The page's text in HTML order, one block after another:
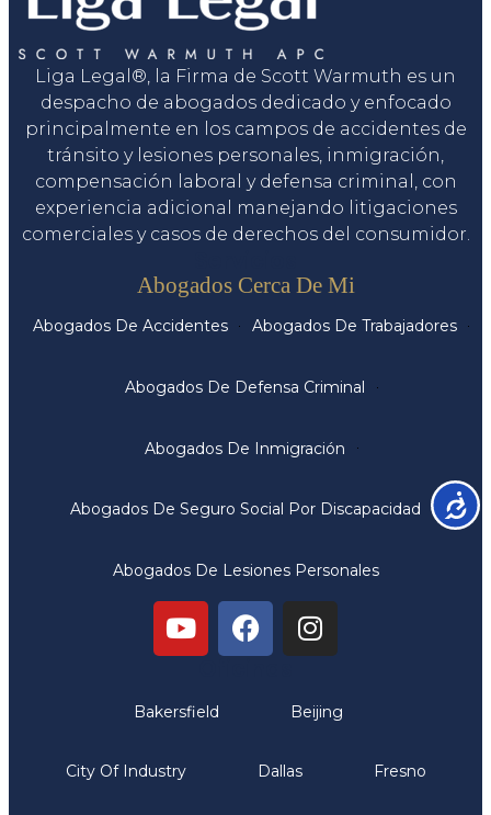
Liga Legal®, la Firma de Scott Warmuth es un
despacho de abogados dedicado y enfocado
principalmente en los campos de accidentes de
tránsito y lesiones personales, inmigración,
compensación laboral y defensa criminal, con
experiencia adicional manejando litigaciones
comerciales y casos de derechos del consumidor.
Abogados Cerca De Mi
Abogados De Accidentes Abogados De Trabajadores
Abogados De Defensa Criminal
Abogados De Inmigración
Abogados De Seguro Social Por Discapacidad
Abogados De Lesiones Personales
Bakersfield Beijing
City Of Industry Dallas Fresno